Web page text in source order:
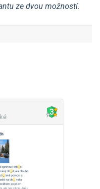
ze dvou možností.